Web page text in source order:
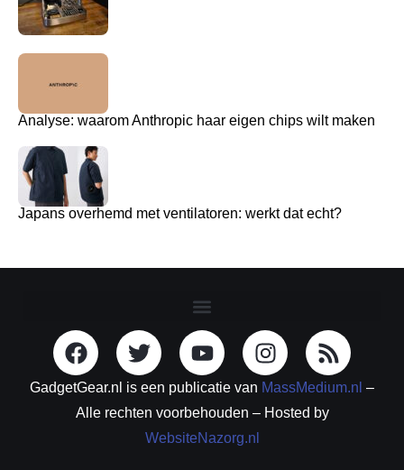
Analyse: waarom Anthropic haar eigen chips wilt maken
Japans overhemd met ventilatoren: werkt dat echt?
GadgetGear.nl is een publicatie van MassMedium.nl –
Alle rechten voorbehouden – Hosted by
WebsiteNazorg.nl